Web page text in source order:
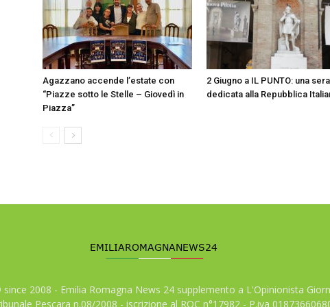
Agazzano accende l’estate con
“Piazze sotto le Stelle – Giovedì in
Piazza”
2 Giugno a IL PUNTO: una
dedicata alla Repubblica
2008 - Emilia Romagna News 24 supplemento a L'Opinionista
Pescara n.08/2008 - iscrizione al ROC n°17982 - P.iva